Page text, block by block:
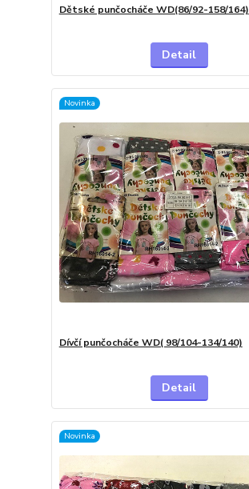
Dětské punčocháče WD(86/92-158/164)
Detail
Novinka
Dívčí punčocháče WD( 98/104-134/140)
Detail
Novinka